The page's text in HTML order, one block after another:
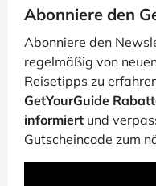
Abonniere den
Abonniere den
regelmäßig von
Reisetipps zu
GetYourGuide
informiert und
Gutscheincode zum